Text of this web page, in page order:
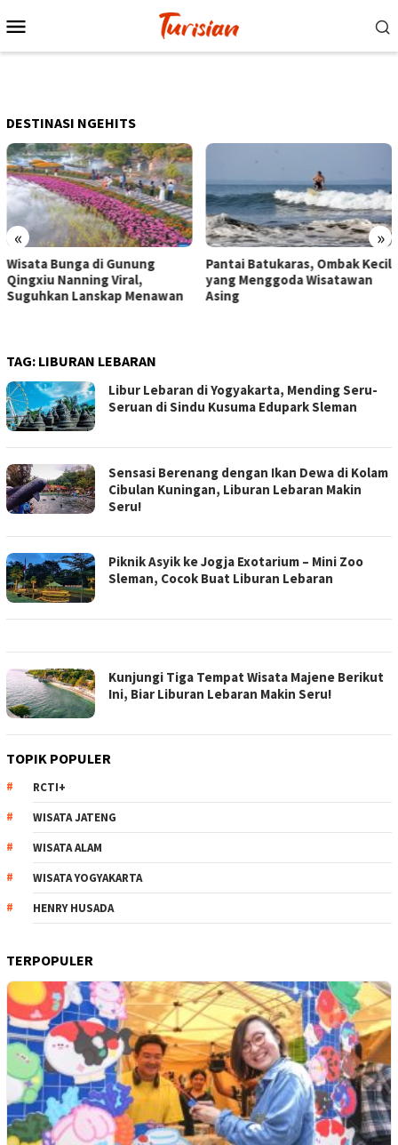
ke
Mobile
DESTINASI NGEHITS
« »
Menawan
Pantai Batukaras, Ombak Kecil
yang Menggoda Wisatawan
Asing
Senja di Pantai
Wisatawan
TAG: LIBURAN LEBARAN
Libur Lebaran di Yogyakarta, Mending Seru-
Seruan di Sindu Kusuma Edupark Sleman
Sensasi Berenang dengan Ikan Dewa di Kolam
Cibulan Kuningan, Liburan Lebaran Makin
Seru!
Piknik Asyik ke Jogja Exotarium – Mini Zoo
Sleman, Cocok Buat Liburan Lebaran
Kunjungi Tiga Tempat Wisata Majene Berikut
Ini, Biar Liburan Lebaran Makin Seru!
TOPIK POPULER
RCTI+
WISATA JATENG
WISATA ALAM
WISATA YOGYAKARTA
HENRY HUSADA
TERPOPULER